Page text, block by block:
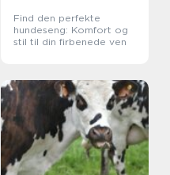
Find den perfekte
hundeseng: Komfort og
stil til din firbenede ven